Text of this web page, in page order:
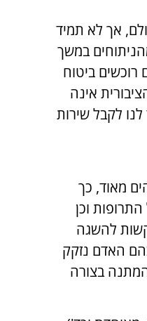
אך לא תמיד
במשך
ביטוח
אינה
לקבל שירות
מאוד, כך
וכן
להשגה
האדם נזקק
בצורה